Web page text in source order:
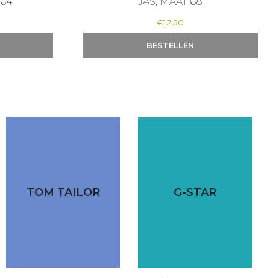
€12,50
BESTELLEN
TOM TAILOR G-STAR